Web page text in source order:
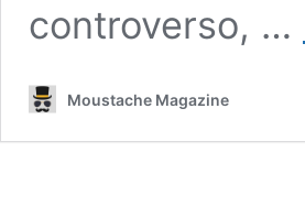
controverso, …
Moustache Magazine